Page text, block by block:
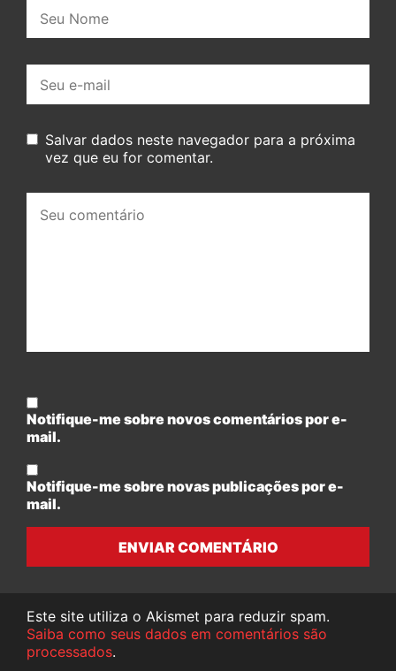
mail:
Salvar dados neste navegador para a próxima
vez que eu for comentar.
comentário:
Notifique-me sobre novos comentários por e-
mail.
Notifique-me sobre novas publicações por e-
mail.
ENVIAR COMENTÁRIO
Este site utiliza o Akismet para reduzir spam.
Saiba como seus dados em comentários são
processados.